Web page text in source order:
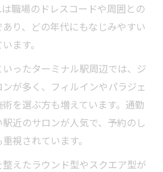
職場のドレスコードや周囲との
り、どの年代にもなじみやすい
ます。
ったターミナル駅周辺では、ジ
が多く、フィルインやパラジェ
を選ぶ方も増えています。通勤
近のサロンが人気で、予約のし
視されています。
えたラウンド型やスクエア型が